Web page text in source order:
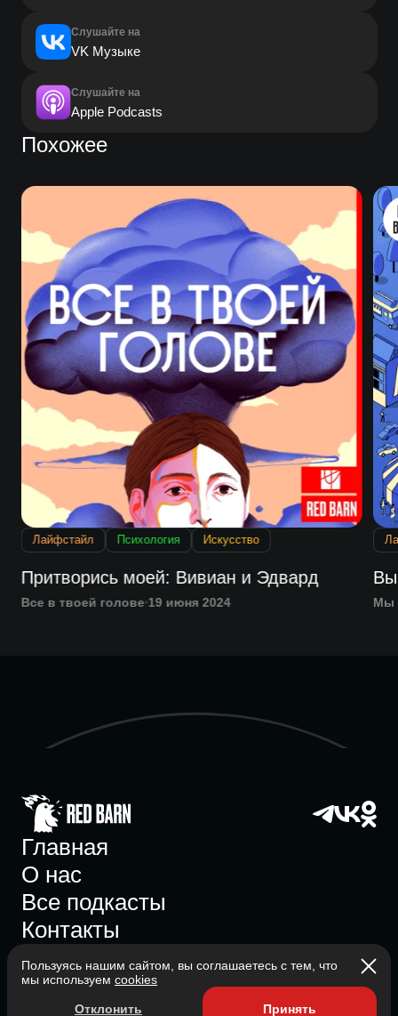
Слушайте на
VK Музыке
Слушайте на
Apple Podcasts
Похожее
Лайфстайл Психология Искусство
Притворись моей: Вивиан и Эдвард
Все в твоей голове 19 июня 2024 Мы
Главная
О нас
Все подкасты
Контакты
Состоит в ассоциации с 2023
Пользуясь нашим сайтом, вы соглашаетесь с тем, что
мы используем cookies
Отклонить Принять